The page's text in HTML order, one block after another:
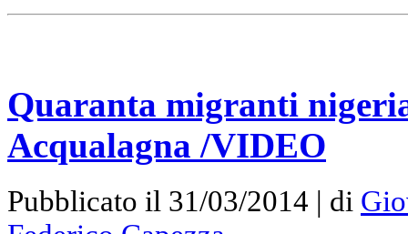
Quaranta migranti
Acqualagna /VIDEO
Pubblicato il 31/03/2014 | di